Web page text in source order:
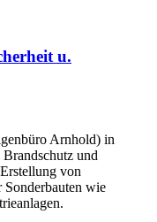
u.
Arnhold) in
und
von
Sonderbauten wie